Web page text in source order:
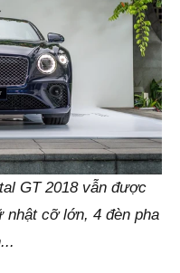
GT 2018 vẫn được
cỡ lớn, 4 đèn pha